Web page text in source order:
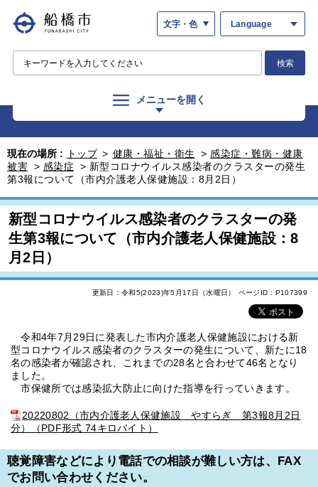
文字・色 Language
検索
メニューを開く
現在の場所 : トップ > 健康・福祉・衛生 > 感染症・難病・健康
被害 > 感染症 > 新型コロナウイルス感染者のクラスターの発生
第3報について（市内介護老人保健施設：8月2日）
新型コロナウイルス感染者のクラスターの発
生第3報について（市内介護老人保健施設：8
月2日）
更新日：令和5(2023)年5月17日（水曜日） ページID：P107399
令和4年7月29日に発表した市内介護老人保健施設における新
型コロナウイルス感染者のクラスターの発生について、新たに18
名の感染者が確認され、これまでの28名と合わせて46名となり
ました。
市保健所では感染拡大防止に向けた指導を行っていきます。
20220802（市内介護老人保健施設 やすらぎ 第3報8月2日
分）（PDF形式 74キロバイト）
聴覚障害などにより電話での相談が難しい方は、FAX
でお問い合わせください。